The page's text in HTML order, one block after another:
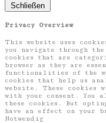
Schließen
Privacy Overview
This website uses
you navigate through
cookies that are
browser as they are
functionalities of the
cookies that help us
website. These
with your consent. You
these cookies. But
have an effect on your
Notwendig